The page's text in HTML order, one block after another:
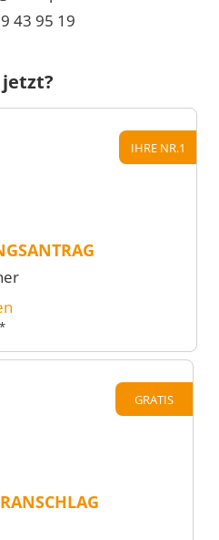
43 95 19
jetzt?
IHRE NR.1
GRATIS